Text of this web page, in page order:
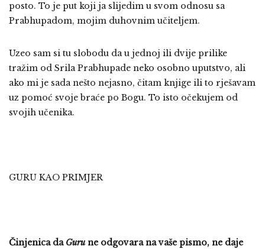
posto. To je put koji ja slijedim u svom odnosu sa
Prabhupadom, mojim duhovnim učiteljem.
Uzeo sam si tu slobodu da u jednoj ili dvije prilike
tražim od Srila Prabhupade neko osobno uputstvo, ali
ako mi je sada nešto nejasno, čitam knjige ili to rješavam
uz pomoć svoje braće po Bogu. To isto očekujem od
svojih učenika.
GURU KAO PRIMJER
Činjenica da Gurune odgovara na vaše pismo, ne daje